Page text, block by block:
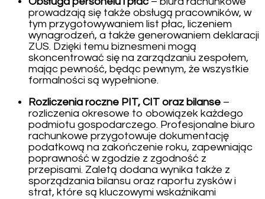
prowadzają się także obsługą pracowników, w
tym przygotowywaniem list płac, liczeniem
wynagrodzeń, a także generowaniem deklaracji
ZUS. Dzięki temu biznesmeni mogą
skoncentrować się na zarządzaniu zespołem,
mając pewność, będąc pewnym, że wszystkie
formalności są wypełnione.
Rozliczenia roczne PIT, CIT oraz bilanse –
rozliczenia okresowe to obowiązek każdego
podmiotu gospodarczego. Profesjonalne biuro
rachunkowe przygotowuje dokumentację
podatkową na zakończenie roku, zapewniając
poprawność w zgodzie z zgodność z
przepisami. Zaletą dodana wynika także z
sporządzania bilansu oraz raportu zysków i
strat, które są kluczowymi wskaźnikami